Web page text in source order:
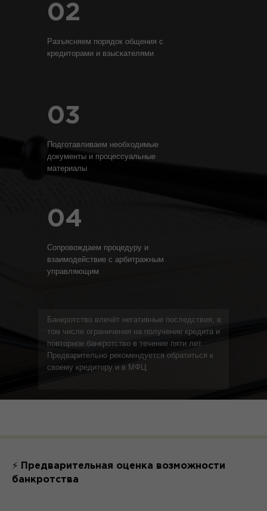
Банкротство влечёт негативные последствия, в
том числе ограничения на получение кредита и
повторное банкротство в течение пяти лет.
Предварительно рекомендуется обратиться к
своему кредитору и в МФЦ.
02
Разъясняем порядок общения с
кредиторами и взыскателями
03
Подготавливаем необходимые
документы и процессуальные
материалы
04
Сопровождаем процедуру и
взаимодействие с арбитражным
управляющим
⚡
Предварительная оценка возможности
банкротства